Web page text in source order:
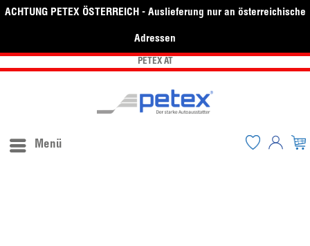
ACHTUNG PETEX ÖSTERREICH - Auslieferung nur an österreichische
Adressen
PETEX AT
Menü